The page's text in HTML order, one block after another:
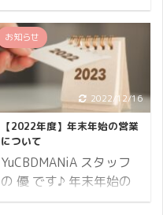
す♪ そんな月はじめに、
ワクワクするような 新商
品をリリース しました♪
同時に CBDMANiA 2023
年 ゴールデンウィークキ
ャンペーン も開催したの
でお知らせいたします！
大人気のニコちゃんグミ
から、「NIGHT」 ...
「CBD グミが日本初上
陸！CBDfx「HEMP
GUMMIES」の詳細につ
いて」でお知らせした通
り CBDfx の CBD グミが
発売開始となりました。
これを記念して
CBDMANiA では「CBD
グミ発売記念キャンペー
ン！プレゼントざんま
い」を開催いたします！
お知らせ
2022/12/16
【2022年度】年末年始の営業
について
YuCBDMANiA スタッフ
の 優 です♪ 年末年始の
営業についてお知らせし